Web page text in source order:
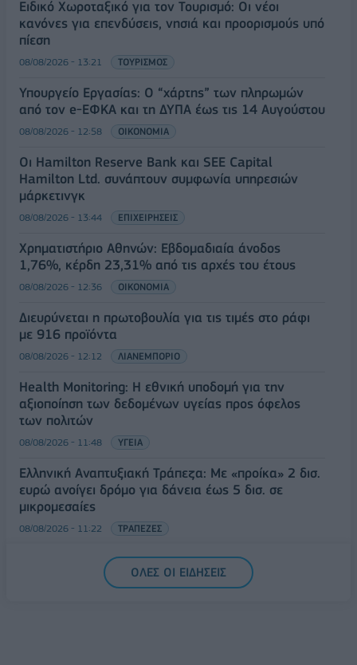
Ειδικό Χωροταξικό για τον Τουρισμό: Οι νέοι
κανόνες για επενδύσεις, νησιά και προορισμούς υπό
πίεση
08/08/2026 - 13:21 ΤΟΥΡΙΣΜΟΣ
Υπουργείο Εργασίας: Ο “χάρτης” των πληρωμών
από τον e-ΕΦΚΑ και τη ΔΥΠΑ έως τις 14 Αυγούστου
08/08/2026 - 12:58 ΟΙΚΟΝΟΜΙΑ
Οι Hamilton Reserve Bank και SEE Capital
Hamilton Ltd. συνάπτουν συμφωνία υπηρεσιών
μάρκετινγκ
08/08/2026 - 13:44 ΕΠΙΧΕΙΡΗΣΕΙΣ
Χρηματιστήριο Αθηνών: Εβδομαδιαία άνοδος
1,76%, κέρδη 23,31% από τις αρχές του έτους
08/08/2026 - 12:36 ΟΙΚΟΝΟΜΙΑ
Διευρύνεται η πρωτοβουλία για τις τιμές στο ράφι
με 916 προϊόντα
08/08/2026 - 12:12 ΛΙΑΝΕΜΠΟΡΙΟ
Health Monitoring: Η εθνική υποδομή για την
αξιοποίηση των δεδομένων υγείας προς όφελος
των πολιτών
08/08/2026 - 11:48 ΥΓΕΙΑ
Ελληνική Αναπτυξιακή Τράπεζα: Με «προίκα» 2 δισ.
ευρώ ανοίγει δρόμο για δάνεια έως 5 δισ. σε
μικρομεσαίες
08/08/2026 - 11:22 ΤΡΑΠΕΖΕΣ
5G παντού, 6G στον ορίζοντα: Πού βρίσκεται η
Ελλάδα στη μεγάλη τεχνολογική μετάβαση
ΟΛΕΣ ΟΙ ΕΙΔΗΣΕΙΣ